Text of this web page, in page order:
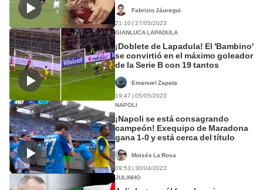
Fabrizio Jáuregui
21:10 | 27/05/2023
GIANLUCA LAPADULA
¡Doblete de Lapadula! El 'Bambino'
se convirtió en el máximo goleador
de la Serie B con 19 tantos
Emanuel Zapata
19:47 | 05/05/2023
NAPOLI
¡Napoli se está consagrando
campeón! Exequipo de Maradona
gana 1-0 y está cerca del título
Moisés La Rosa
09:53 | 30/04/2023
JULINHO